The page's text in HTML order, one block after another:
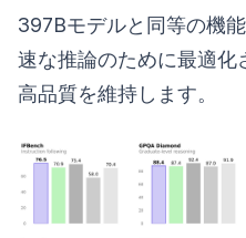
397Bモデルと同等の機
速な推論のために最適化
高品質を維持します。